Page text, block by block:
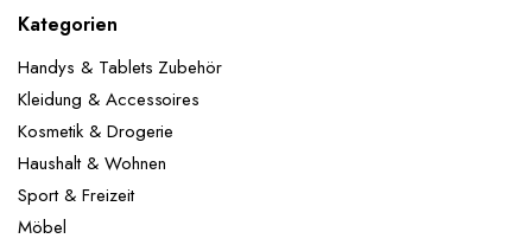
Kategorien
Handys & Tablets Zubehör
Kleidung & Accessoires
Kosmetik & Drogerie
Haushalt & Wohnen
Sport & Freizeit
Möbel